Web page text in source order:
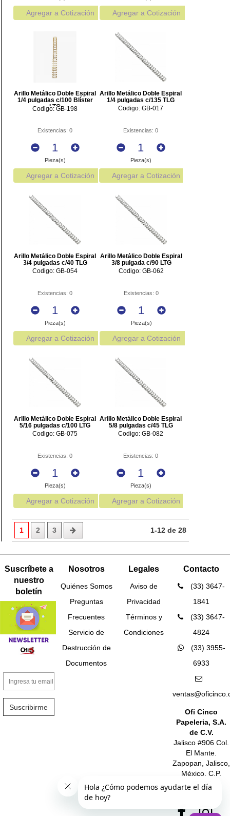
Agregar a Cotización Agregar a Cotización
Arillo Metálico Doble Espiral
1/4 pulgadas c/100 Blíster
LTG
Codigo: GB-198
Existencias: 0
Pieza(s)
Agregar a Cotización
Arillo Metálico Doble Espiral
1/4 pulgadas c/135 TLG
Codigo: GB-017
Existencias: 0
Pieza(s)
Agregar a Cotización
Arillo Metálico Doble Espiral
3/4 pulgadas c/40 TLG
Codigo: GB-054
Existencias: 0
Pieza(s)
Agregar a Cotización
Arillo Metálico Doble Espiral
3/8 pulgada c/90 LTG
Codigo: GB-062
Existencias: 0
Pieza(s)
Agregar a Cotización
Arillo Metálico Doble Espiral
5/16 pulgadas c/100 LTG
Codigo: GB-075
Existencias: 0
Pieza(s)
Agregar a Cotización
Arillo Metálico Doble Espiral
5/8 pulgadas c/45 TLG
Codigo: GB-082
Existencias: 0
Pieza(s)
Agregar a Cotización
1 2 3 1-12 de 28
Suscríbete a
nuestro
boletín
Suscribirme
Nosotros
Quiénes Somos
Preguntas
Frecuentes
Servicio de
Destrucción de
Documentos
Legales
Aviso de
Privacidad
Términos y
Condiciones
Contacto
(33) 3647-
1841
(33) 3647-
4824
(33) 3955-
6933
Ofi Cinco
Papeleria, S.A.
de C.V.
Jalisco #906 Col.
El Mante.
Zapopan, Jalisco,
México. C.P.
45235